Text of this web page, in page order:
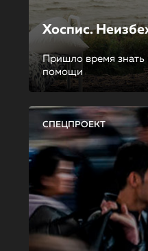
Хоспис.
Пришло время знать
помощи
СПЕЦПРОЕКТ